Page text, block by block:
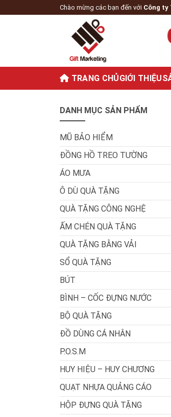
Chào mừng các bạn đến với Công ty
TRANG CHỦGIỚI THIỆU
DANH MỤC SẢN PHẨM
MŨ BẢO HIỂM
ĐỒNG HỒ TREO TƯỜNG
ÁO MƯA
Ô DÙ QUÀ TẶNG
QUÀ TẶNG CÔNG NGHỆ
ẤM CHÉN QUÀ TẶNG
QUÀ TẶNG BẰNG VẢI
SỔ QUÀ TẶNG
BÚT
BÌNH – CỐC ĐỰNG NƯỚC
BỘ QUÀ TẶNG
ĐỒ DÙNG CÁ NHÂN
P.O.S.M
HUY HIỆU – HUY CHƯƠNG
QUẠT NHỰA QUẢNG CÁO
HỘP ĐỰNG QUÀ TẶNG